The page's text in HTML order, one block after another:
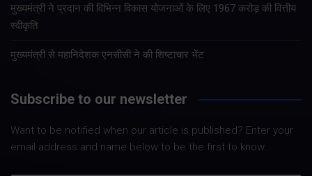
मुख्यमंत्री ने प्रदान की विभिन्न विकास योजनाओं के लिए 1967 करोड़ की वित्तीय
स्वीकृति
मुख्यमंत्री से महानिदेशक एनसीसी ने की शिष्टाचार भेंट
Subscribe to our newsletter
Want to be notified when our article is published? Enter your
email address and name below to be the first to know.